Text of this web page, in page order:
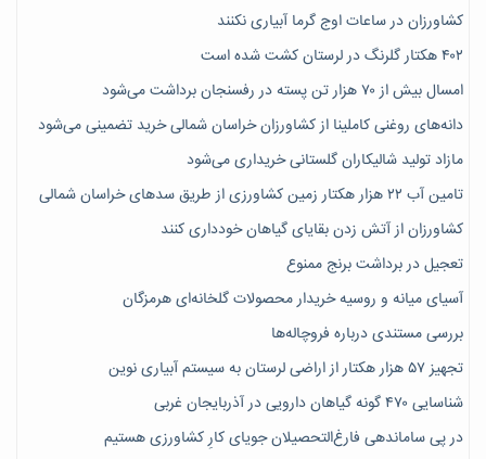
کشاورزان در ساعات اوج گرما آبیاری نکنند
۴۰۲ هکتار گلرنگ در لرستان کشت شده است
امسال بیش از ۷۰ هزار تن پسته در رفسنجان برداشت می‌شود
دانه‌های روغنی کاملینا از کشاورزان خراسان شمالی خرید تضمینی می‌شود
مازاد تولید شالیکاران گلستانی خریداری می‌شود
تامین آب ۲۲ هزار هکتار زمین کشاورزی از طریق سدهای خراسان شمالی
کشاورزان از آتش زدن بقایای گیاهان خودداری کنند
تعجیل در برداشت برنج ممنوع
آسیای میانه و روسیه خریدار محصولات گلخانه‌ای هرمزگان
بررسی مستندی درباره فروچاله‌ها
تجهیز ۵۷ هزار هکتار از اراضی لرستان به سیستم آبیاری نوین
شناسایی ۴۷٠ گونه گیاهان دارویی در آذربایجان غربی
در پی ساماندهی فارغ‌التحصیلان جویای کارِ کشاورزی هستیم